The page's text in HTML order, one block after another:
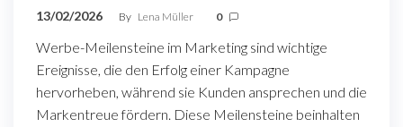
13/02/2026 By Lena Müller 0
Werbe-Meilensteine im Marketing sind wichtige
Ereignisse, die den Erfolg einer Kampagne
hervorheben, während sie Kunden ansprechen und die
Markentreue fördern. Diese Meilensteine beinhalten